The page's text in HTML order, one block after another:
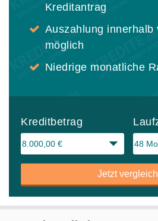
Kreditantrag
Auszahlung innerhalb
möglich
Niedrige monatliche
Kreditbetrag
Jetzt